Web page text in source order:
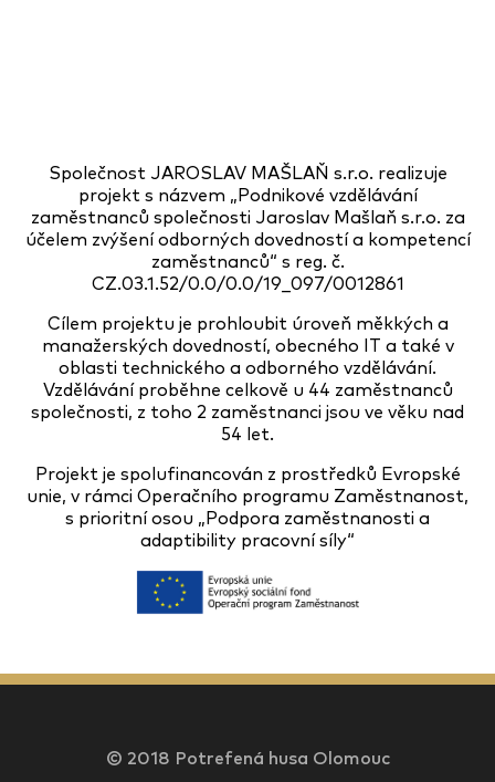
Společnost JAROSLAV MAŠLAŇ s.r.o. realizuje
projekt s názvem „Podnikové vzdělávání
zaměstnanců společnosti Jaroslav Mašlaň s.r.o. za
účelem zvýšení odborných dovedností a kompetencí
zaměstnanců“ s reg. č.
CZ.03.1.52/0.0/0.0/19_097/0012861
Cílem projektu je prohloubit úroveň měkkých a
manažerských dovedností, obecného IT a také v
oblasti technického a odborného vzdělávání.
Vzdělávání proběhne celkově u 44 zaměstnanců
společnosti, z toho 2 zaměstnanci jsou ve věku nad
54 let.
Projekt je spolufinancován z prostředků Evropské
unie, v rámci Operačního programu Zaměstnanost,
s prioritní osou „Podpora zaměstnanosti a
adaptibility pracovní síly“
© 2018 Potrefená husa Olomouc